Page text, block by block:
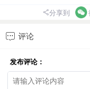
分享到
 评论
发布评论：